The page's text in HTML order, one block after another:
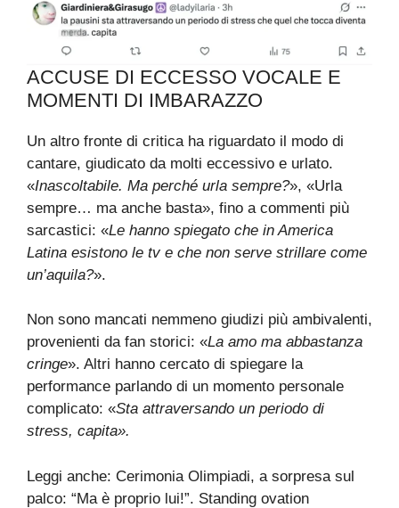
ACCUSE DI ECCESSO VOCALE E
MOMENTI DI IMBARAZZO
Un altro fronte di critica ha riguardato il modo di
cantare, giudicato da molti eccessivo e urlato.
«Inascoltabile. Ma perché urla sempre?», «Urla
sempre… ma anche basta», fino a commenti più
sarcastici: «Le hanno spiegato che in America
Latina esistono le tv e che non serve strillare come
un’aquila?».
Non sono mancati nemmeno giudizi più ambivalenti,
provenienti da fan storici: «La amo ma abbastanza
cringe». Altri hanno cercato di spiegare la
performance parlando di un momento personale
complicato: «Sta attraversando un periodo di
stress, capita».
Leggi anche: Cerimonia Olimpiadi, a sorpresa sul
palco: “Ma è proprio lui!”. Standing ovation